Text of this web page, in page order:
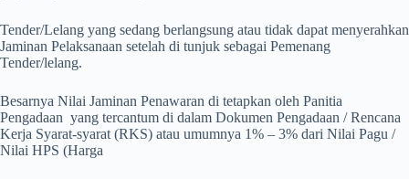
Tender/Lelang yang sedang berlangsung atau tidak dapat menyerahkan
Jaminan Pelaksanaan setelah di tunjuk sebagai Pemenang
Tender/lelang.
Besarnya Nilai Jaminan Penawaran di tetapkan oleh Panitia
Pengadaan yang tercantum di dalam Dokumen Pengadaan / Rencana
Kerja Syarat-syarat (RKS) atau umumnya 1% – 3% dari Nilai Pagu /
Nilai HPS (Harga